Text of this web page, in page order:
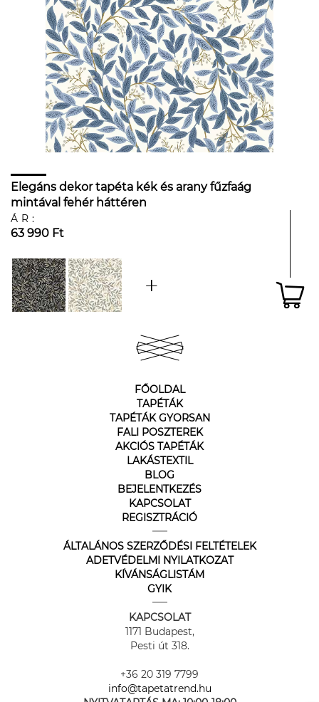
Elegáns dekor tapéta kék és arany fűzfaág
mintával fehér háttéren
ÁR:
63 990 Ft
FŐOLDAL
TAPÉTÁK
TAPÉTÁK GYORSAN
FALI POSZTEREK
AKCIÓS TAPÉTÁK
LAKÁSTEXTIL
BLOG
BEJELENTKEZÉS
KAPCSOLAT
REGISZTRÁCIÓ
ÁLTALÁNOS SZERZŐDÉSI FELTÉTELEK
ADETVÉDELMI NYILATKOZAT
KÍVÁNSÁGLISTÁM
GYIK
KAPCSOLAT
1171 Budapest,
Pesti út 318.
+36 20 319 7799
info@tapetatrend.hu